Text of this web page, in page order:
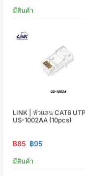
มีสินค้า
LINK | หัวแลน CAT6
US-1002AA (10pcs)
฿85 ฿95
มีสินค้า